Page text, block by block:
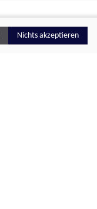
Nichts akzeptieren